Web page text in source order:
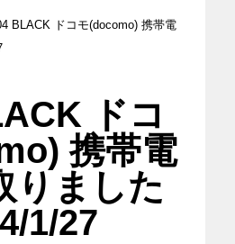
BLACK ドコモ(docomo) 携帯電
ドコ
携帯電
りました
1/27